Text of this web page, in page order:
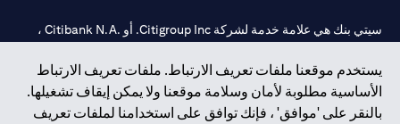
يستخدم موقعنا ملفات تعريف الارتباط. ملفات تعريف الارتباط
الأساسية مطلوبة لأمان وسلامة موقعنا ولا يمكن إيقاف تشغيلها.
بالنقر على 'موافق' ، فإنك توافق على استخدامنا لملفات تعريف
سيتي بنك هي علامة خدمة لشركة Citigroup Inc. أو .Citibank N.A ،
سيتي بنك إن. إيه. الإمارات مسجل لدى مصرف الإمارات المركزي تحت
أرقام التراخيص 202563 لفرع الوصل في دبي، 531989 لفرع مول